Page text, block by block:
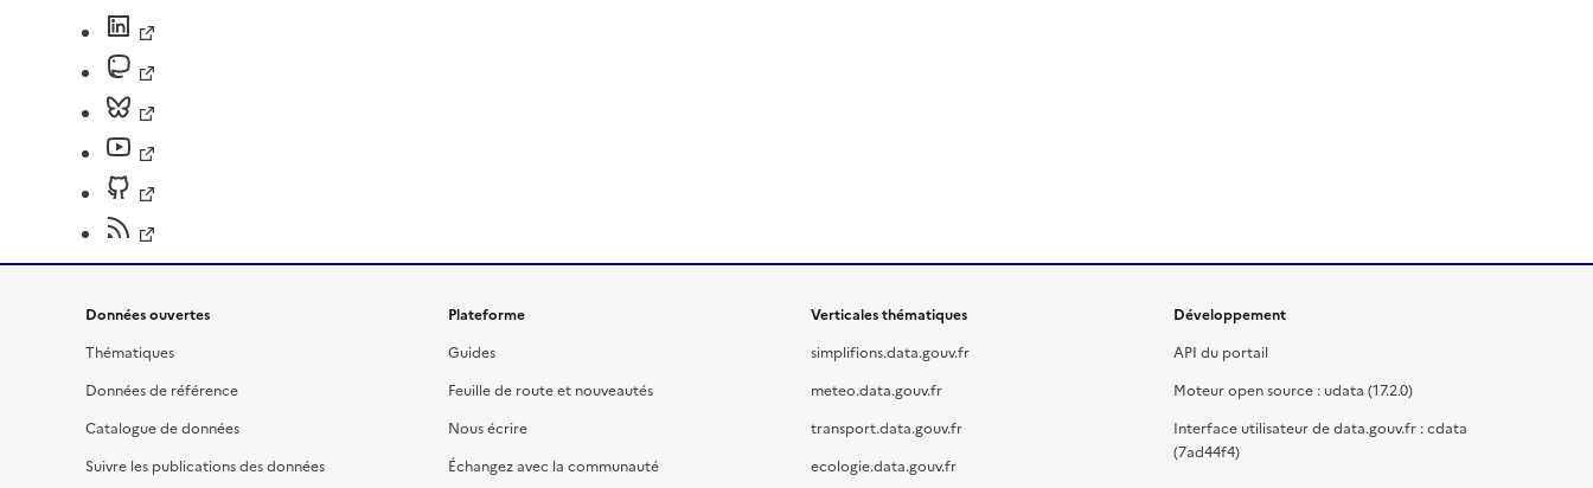
Données ouvertes
Thématiques
Données de référence
Catalogue de données
Suivre les publications des données
Plateforme
Guides
Feuille de route et nouveautés
Nous écrire
Échangez avec la communauté
Verticales thématiques
simplifions.data.gouv.fr
meteo.data.gouv.fr
transport.data.gouv.fr
ecologie.data.gouv.fr
Développement
API du portail
Moteur open source : udata (17.2.0)
Interface utilisateur de data.gouv.fr : cdata
(7ad44f4)